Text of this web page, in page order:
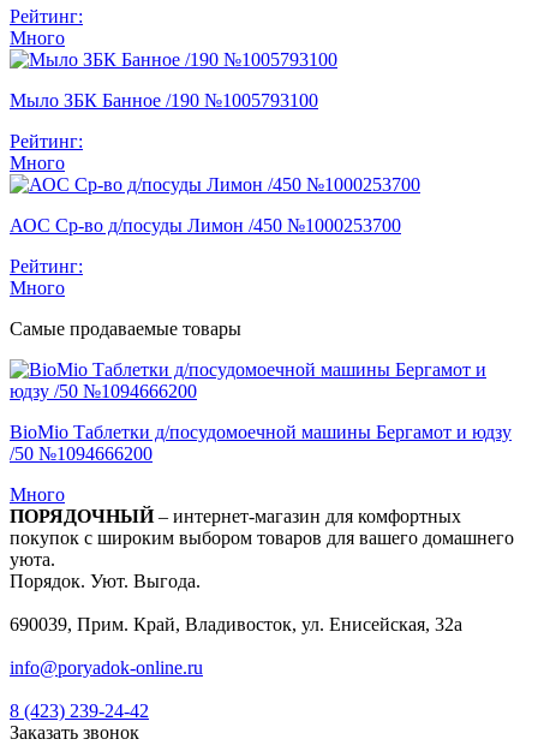
Рейтинг:
Много
Мыло ЗБК Банное /190 №1005793100
Рейтинг:
Много
АОС Ср-во д/посуды Лимон /450 №1000253700
Рейтинг:
Много
Самые продаваемые товары
BioMio Таблетки д/посудомоечной машины Бергамот и юдзу
/50 №1094666200
Много
ПОРЯДОЧНЫЙ– интернет-магазин для комфортных
покупок с широким выбором товаров для вашего домашнего
уюта.
Порядок. Уют. Выгода.
690039, Прим. Край, Владивосток, ул. Енисейская, 32а
info@poryadok-online.ru
8 (423) 239-24-42
Заказать звонок